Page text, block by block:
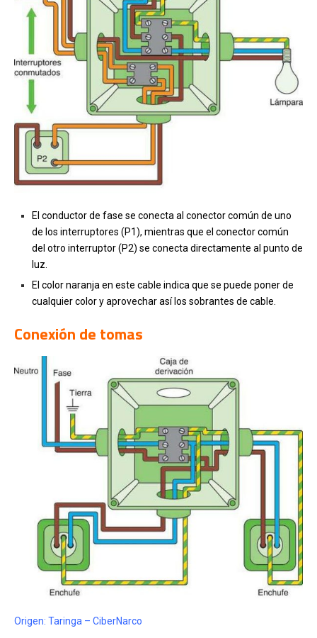
El conductor de fase se conecta al conector común de uno
de los interruptores (P1), mientras que el conector común
del otro interruptor (P2) se conecta directamente al punto de
luz.
El color naranja en este cable indica que se puede poner de
cualquier color y aprovechar así los sobrantes de cable.
Conexión de tomas
Origen: Taringa – CiberNarco